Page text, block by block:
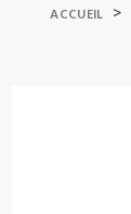
ACCUEIL >